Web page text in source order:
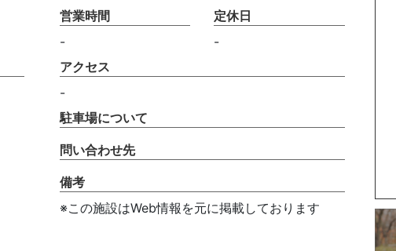
営業時間
-
定休日
-
アクセス
-
駐車場について
問い合わせ先
備考
※この施設はWeb情報を元に掲載しております